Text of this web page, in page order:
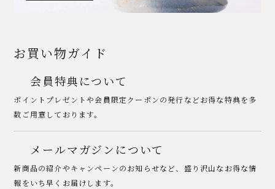
お買い物ガイド
会員特典について
ポイントプレゼントや会員限定クーポンの発行などお得な特典を多
数ご用意しております。
メールマガジンについて
新商品の紹介やキャンペーンのお知らせなど、盛り沢山なお得な情
報をいち早くお届けします。